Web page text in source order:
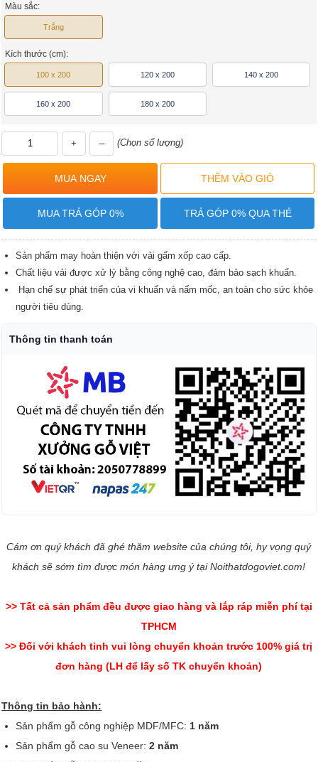
Màu sắc:
Trắng
Kích thước (cm):
100 x 200 120 x 200 140 x 200
160 x 200 180 x 200
+ – (Chọn số lượng)
MUA TRẢ GÓP 0% TRẢ GÓP 0% QUA THẺ
Sản phẩm may hoàn thiện với vải gấm xốp cao cấp.
Chất liệu vải được xử lý bằng công nghệ cao, đảm bảo sạch khuẩn.
Hạn chế sự phát triển của vi khuẩn và nấm mốc, an toàn cho sức khỏe
người tiêu dùng.
Thông tin thanh toán
Cám ơn quý khách đã ghé thăm website của chúng tôi, hy vọng quý
khách sẽ sớm tìm được món hàng ưng ý tại Noithatdogoviet.com!
>> Tất cả sản phẩm đều được giao hàng và lắp ráp miễn phí tại
TPHCM
>> Đối với khách tỉnh vui lòng chuyển khoản trước 100% giá trị
đơn hàng (LH để lấy số TK chuyển khoản)
Thông tin bảo hành:
Sản phẩm gỗ công nghiệp MDF/MFC: 1 năm
Sản phẩm gỗ cao su Veneer:2 năm